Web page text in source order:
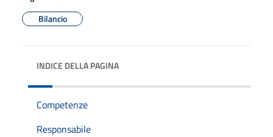
Bilancio
INDICE DELLA PAGINA
Competenze
Responsabile